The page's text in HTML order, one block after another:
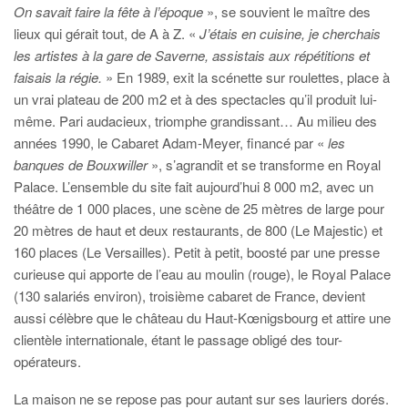
On savait faire la fête à l’époque », se souvient le maître des
lieux qui gérait tout, de A à Z. « J’étais en cuisine, je cherchais
les artistes à la gare de Saverne, assistais aux répétitions et
faisais la régie. » En 1989, exit la scénette sur roulettes, place à
un vrai plateau de 200 m2 et à des spectacles qu’il produit lui-
même. Pari audacieux, triomphe grandissant… Au milieu des
années 1990, le Cabaret Adam-Meyer, financé par « les
banques de Bouxwiller», s’agrandit et se transforme en Royal
Palace. L’ensemble du site fait aujourd’hui 8 000 m2, avec un
théâtre de 1 000 places, une scène de 25 mètres de large pour
20 mètres de haut et deux restaurants, de 800 (Le Majestic) et
160 places (Le Versailles). Petit à petit, boosté par une presse
curieuse qui apporte de l’eau au moulin (rouge), le Royal Palace
(130 salariés environ), troisième cabaret de France, devient
aussi célèbre que le château du Haut-Kœnigsbourg et attire une
clientèle internationale, étant le passage obligé des tour-
opérateurs.
La maison ne se repose pas pour autant sur ses lauriers dorés.